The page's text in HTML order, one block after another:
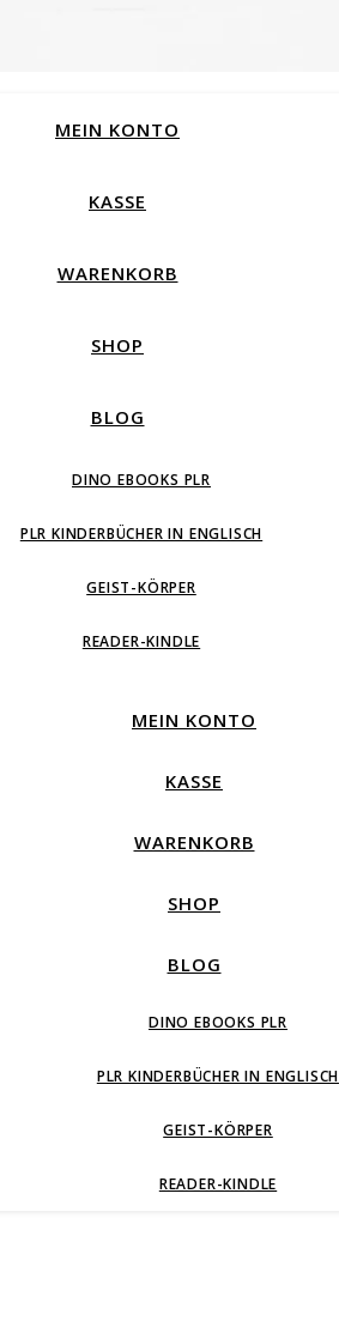
MEIN KONTO
KASSE
WARENKORB
SHOP
BLOG
DINO EBOOKS PLR
PLR KINDERBÜCHER IN ENGLISCH
GEIST-KÖRPER
READER-KINDLE
MEIN KONTO
KASSE
WARENKORB
SHOP
BLOG
DINO EBOOKS PLR
PLR KINDERBÜCHER IN ENGLISCH
GEIST-KÖRPER
READER-KINDLE